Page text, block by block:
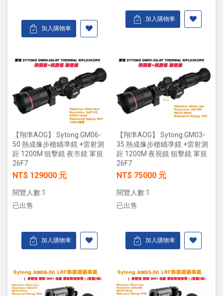
加入購物車
加入購物車
【翔準AOG】 Sytong GM06-
50 熱成像步槍瞄準鏡 +雷射測
距 1200M 狙擊鏡 夜市鏡 軍規
26F7
NT$ 129000 元
閱覽人數:1
已出售
加入購物車
【翔準AOG】 Sytong GM03-
35 熱成像步槍瞄準鏡 +雷射測
距 1200M 夜視鏡 狙擊鏡 軍規
26F7
NT$ 75000 元
閱覽人數:1
已出售
加入購物車